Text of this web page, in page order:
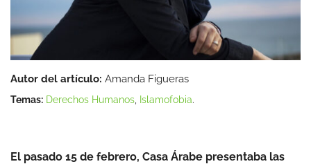
Autor del artículo: Amanda Figueras
Temas: Derechos Humanos Islamofobia.
El pasado 15 de febrero, Casa Árabe presentaba las